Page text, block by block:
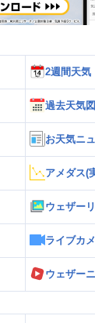
2週間天気
過去天気図
お天気ニ
アメダス(
ウェザー
ライブカ
ウェザー